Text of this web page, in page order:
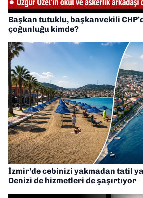
Başkan tutuklu, başkanvekili
çoğunluğu kimde?
İzmir’de cebinizi yakmadan tatil
Denizi de hizmetleri de şaşırtıyor